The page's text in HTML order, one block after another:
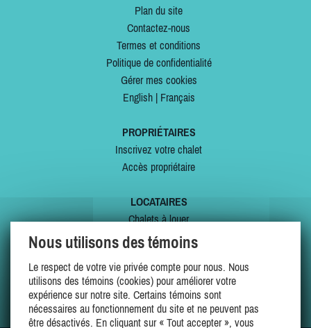
Plan du site
Contactez-nous
Termes et conditions
Politique de confidentialité
Gérer mes cookies
English| Français
PROPRIÉTAIRES
Inscrivez votre chalet
Accès propriétaire
LOCATAIRES
Chalets à louer
Chalets à vendre
Offres spéciales
Mes favoris
Nous utilisons des témoins
Le respect de votre vie privée compte pour nous. Nous
utilisons des témoins (cookies) pour améliorer votre
expérience sur notre site. Certains témoins sont
nécessaires au fonctionnement du site et ne peuvent pas
être désactivés. En cliquant sur « Tout accepter », vous